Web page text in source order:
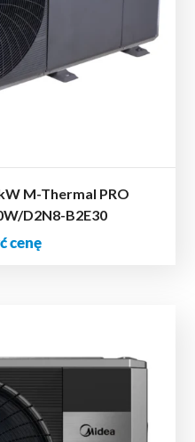
M-Thermal PRO
D2N8-B2E30
cenę